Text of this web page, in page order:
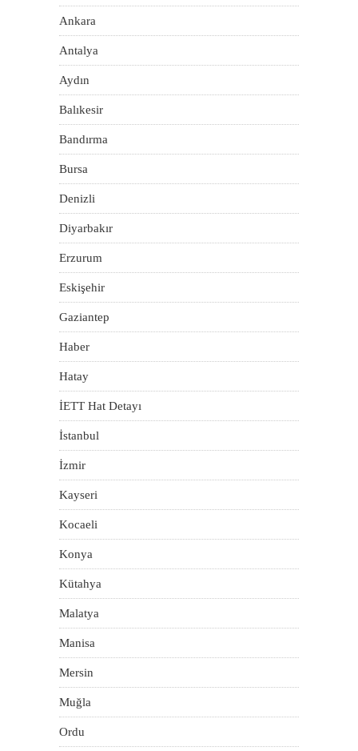
Ankara
Antalya
Aydın
Balıkesir
Bandırma
Bursa
Denizli
Diyarbakır
Erzurum
Eskişehir
Gaziantep
Haber
Hatay
İETT Hat Detayı
İstanbul
İzmir
Kayseri
Kocaeli
Konya
Kütahya
Malatya
Manisa
Mersin
Muğla
Ordu